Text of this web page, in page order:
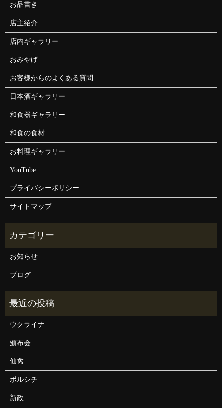
お品書き
店主紹介
店内ギャラリー
おみやげ
お客様からのよくある質問
日本酒ギャラリー
和食器ギャラリー
和食の食材
お料理ギャラリー
YouTube
プライバシーポリシー
サイトマップ
お知らせ
ブログ
ウクライナ
頒布会
仙禽
ボルシチ
新政